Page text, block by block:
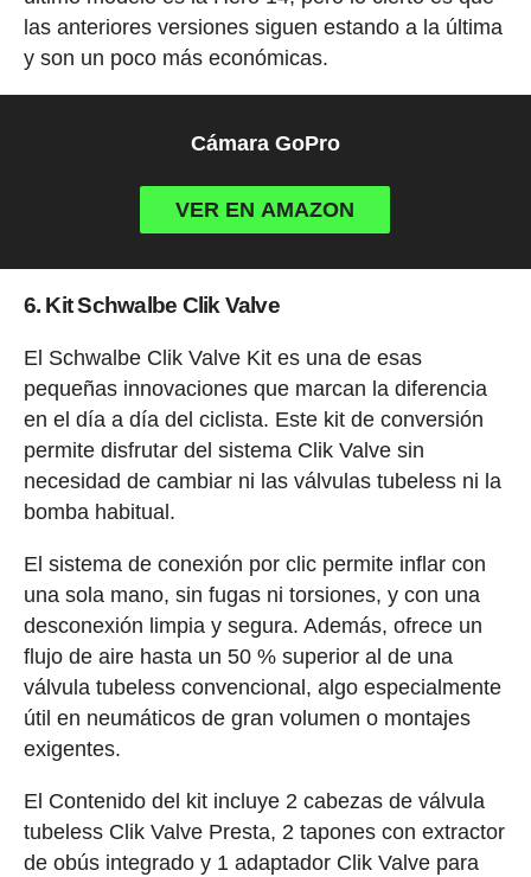
las anteriores versiones siguen estando a la última
y son un poco más económicas.
Cámara GoPro
VER EN AMAZON
6. Kit Schwalbe Clik Valve
El Schwalbe Clik Valve Kit es una de esas
pequeñas innovaciones que marcan la diferencia
en el día a día del ciclista. Este kit de conversión
permite disfrutar del sistema Clik Valve sin
necesidad de cambiar ni las válvulas tubeless ni la
bomba habitual.
El sistema de conexión por clic permite inflar con
una sola mano, sin fugas ni torsiones, y con una
desconexión limpia y segura. Además, ofrece un
flujo de aire hasta un 50 % superior al de una
válvula tubeless convencional, algo especialmente
útil en neumáticos de gran volumen o montajes
exigentes.
El Contenido del kit incluye 2 cabezas de válvula
tubeless Clik Valve Presta, 2 tapones con extractor
de obús integrado y 1 adaptador Clik Valve para